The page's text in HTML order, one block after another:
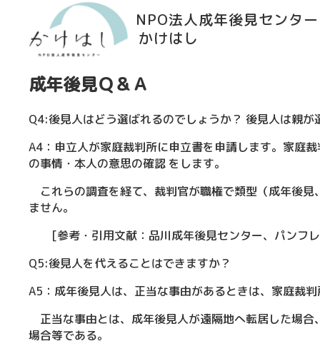
NPO法人成年後見センター
かけはし
成年後見Ｑ＆Ａ
Q4:後見人はどう選ばれるのでしょうか？ 後見人は親が
A4：申立人が家庭裁判所に申立書を申請します。家庭
の事情・本人の意思の確認 をします。
これらの調査を経て、裁判官が職権で類型（成年後
ません。
[参考・引用文献：品川成年後見センター、パンフ
Q5:後見人を代えることはできますか？
A5：成年後見人は、正当な事由があるときは、家庭裁
正当な事由とは、成年後見人が遠隔地へ転居した場
場合等である。